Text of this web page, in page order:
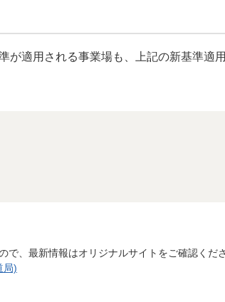
が適用される事業場も、上記の新基準適
で、最新情報はオリジナルサイトをご確認くだ
局)